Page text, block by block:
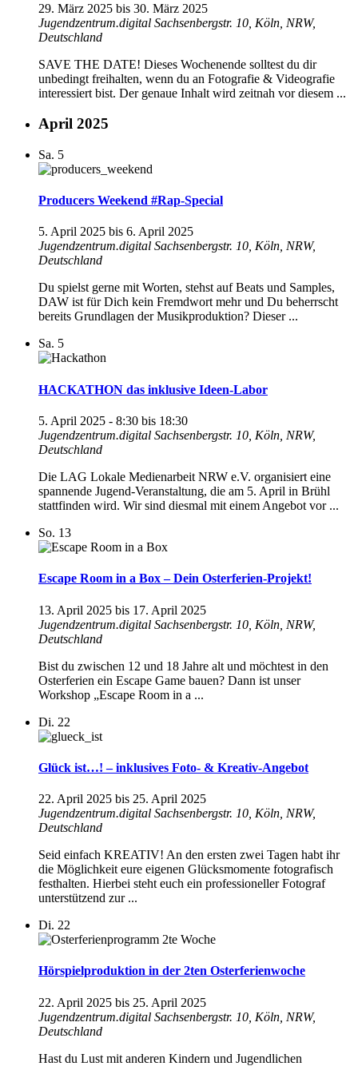
29. März 2025 bis 30. März 2025
Jugendzentrum.digital Sachsenbergstr. 10, Köln, NRW,
Deutschland
SAVE THE DATE! Dieses Wochenende solltest du dir
unbedingt freihalten, wenn du an Fotografie & Videografie
interessiert bist. Der genaue Inhalt wird zeitnah vor diesem ...
April 2025
Sa. 5
Producers Weekend #Rap-Special
5. April 2025 bis 6. April 2025
Jugendzentrum.digital Sachsenbergstr. 10, Köln, NRW,
Deutschland
Du spielst gerne mit Worten, stehst auf Beats und Samples,
DAW ist für Dich kein Fremdwort mehr und Du beherrscht
bereits Grundlagen der Musikproduktion? Dieser ...
Sa. 5
HACKATHON das inklusive Ideen-Labor
5. April 2025 - 8:30 bis 18:30
Jugendzentrum.digital Sachsenbergstr. 10, Köln, NRW,
Deutschland
Die LAG Lokale Medienarbeit NRW e.V. organisiert eine
spannende Jugend-Veranstaltung, die am 5. April in Brühl
stattfinden wird. Wir sind diesmal mit einem Angebot vor ...
So. 13
Escape Room in a Box – Dein Osterferien-Projekt!
13. April 2025 bis 17. April 2025
Jugendzentrum.digital Sachsenbergstr. 10, Köln, NRW,
Deutschland
Bist du zwischen 12 und 18 Jahre alt und möchtest in den
Osterferien ein Escape Game bauen? Dann ist unser
Workshop „Escape Room in a ...
Di. 22
Glück ist…! – inklusives Foto- & Kreativ-Angebot
22. April 2025 bis 25. April 2025
Jugendzentrum.digital Sachsenbergstr. 10, Köln, NRW,
Deutschland
Seid einfach KREATIV! An den ersten zwei Tagen habt ihr
die Möglichkeit eure eigenen Glücksmomente fotografisch
festhalten. Hierbei steht euch ein professioneller Fotograf
unterstützend zur ...
Di. 22
Hörspielproduktion in der 2ten Osterferienwoche
22. April 2025 bis 25. April 2025
Jugendzentrum.digital Sachsenbergstr. 10, Köln, NRW,
Deutschland
Hast du Lust mit anderen Kindern und Jugendlichen